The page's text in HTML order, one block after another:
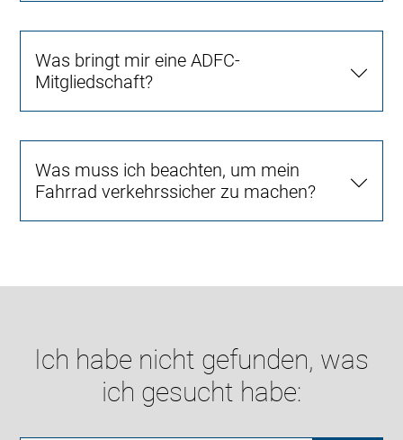
Was bringt mir eine ADFC-
Mitgliedschaft?
Was muss ich beachten, um mein
Fahrrad verkehrssicher zu machen?
Ich habe nicht gefunden, was
ich gesucht habe: